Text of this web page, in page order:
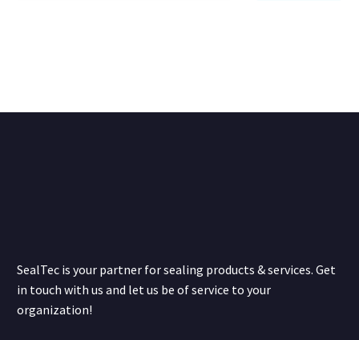
SealTec is your partner for sealing products & services. Get
in touch with us and let us be of service to your
organization!